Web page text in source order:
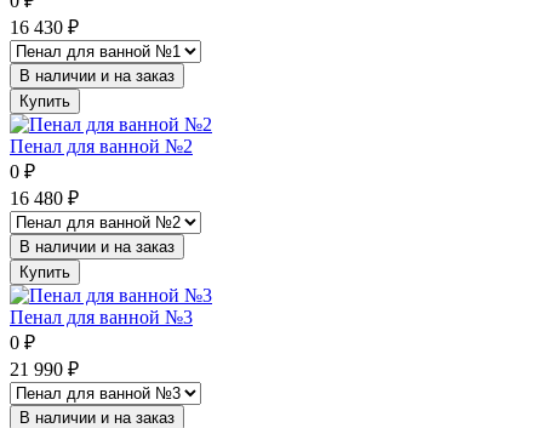
16 430 ₽
В наличии и на заказ
Купить
Пенал для ванной №2
0 ₽
16 480 ₽
В наличии и на заказ
Купить
Пенал для ванной №3
0 ₽
21 990 ₽
В наличии и на заказ